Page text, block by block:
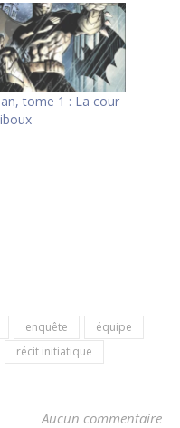
tome 1 : La cour
enquête
équipe
récit initiatique
Aucun commentaire